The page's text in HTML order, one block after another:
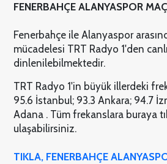
FENERBAHÇE ALANYASPOR
Fenerbahçe ile Alanyaspor
mücadelesi TRT Radyo 1'den
dinlenilebilmektedir.
TRT Radyo 1'in büyük illerdeki
95.6 İstanbul; 93.3 Ankara; 94.7
Adana . Tüm frekanslara buraya
ulaşabilirsiniz.
TIKLA, FENERBAHÇE